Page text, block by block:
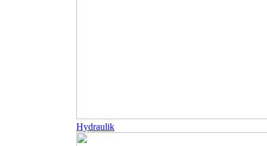
Hydraulik